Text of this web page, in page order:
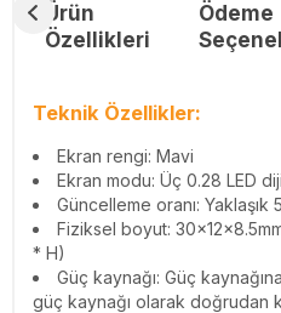
Ürün
Özellikleri
Ödeme
Teknik Özellikler:
Ekran rengi: Mavi
Ekran modu: Üç 0.28 LED
Güncelleme oranı: Yaklaşık
Fiziksel boyut:
* H)
Güç kaynağı: Güç
güç kaynağı olarak doğrudan